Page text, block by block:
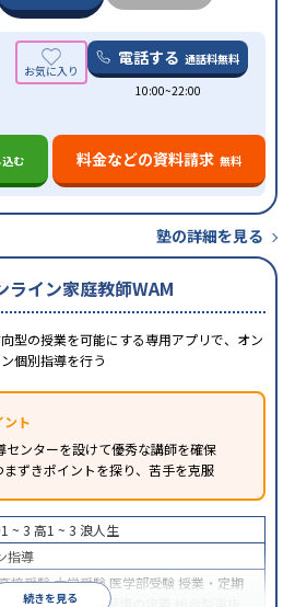
電話する 通話料無料
10:00~22:00
む 料金などの資料請求 無料
塾の詳細を見る
ライン家庭教師WAM
型の授業を可能にする専用アプリで、オン
個別指導を行う
ント
センターを設けて優秀な講師を確保
ずきポイントを探り、苦手を克服
続きを見る
~ 3 高1 ~ 3 浪人生
指導
校受験大学受験 医学部受験 授業・定期